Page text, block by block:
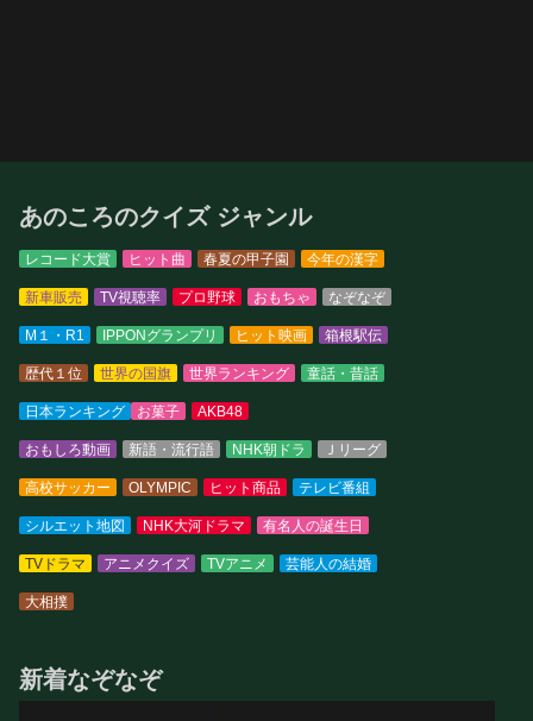
あのころのクイズ ジャンル
レコード大賞 ヒット曲 春夏の甲子園 今年の漢字
新車販売 TV視聴率 プロ野球 おもちゃ なぞなぞ
M１・R1 IPPONグランプリ ヒット映画 箱根駅伝
歴代１位 世界の国旗 世界ランキング 童話・昔話
日本ランキング お菓子 AKB48
おもしろ動画 新語・流行語 NHK朝ドラ Ｊリーグ
高校サッカー OLYMPIC ヒット商品 テレビ番組
シルエット地図 NHK大河ドラマ 有名人の誕生日
TVドラマ アニメクイズ TVアニメ 芸能人の結婚
大相撲
新着なぞなぞ